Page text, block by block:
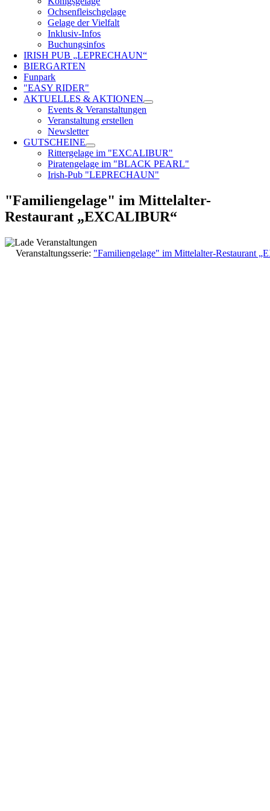
Ochsenfleischgelage
Gelage der Vielfalt
Inklusiv-Infos
Buchungsinfos
IRISH PUB „LEPRECHAUN“
BIERGARTEN
Funpark
"EASY RIDER"
AKTUELLES & AKTIONEN
Events & Veranstaltungen
Veranstaltung erstellen
Newsletter
GUTSCHEINE
Rittergelage im "EXCALIBUR"
Piratengelage im "BLACK PEARL"
Irish-Pub "LEPRECHAUN"
"Familiengelage" im Mittelalter-
Restaurant „EXCALIBUR“
Veranstaltungsserie: "Familiengelage" im Mittelalter-Restaurant